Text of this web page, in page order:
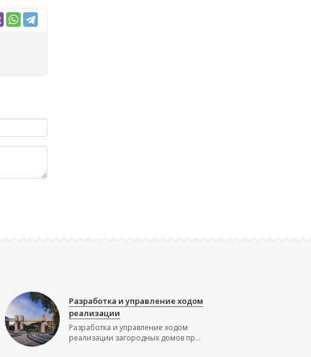
Разработка и управление ходом
реализации
Разработка и управление ходом
реализации загородных домов пр...